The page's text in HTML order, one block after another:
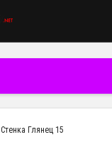
Стенка Глянец 15